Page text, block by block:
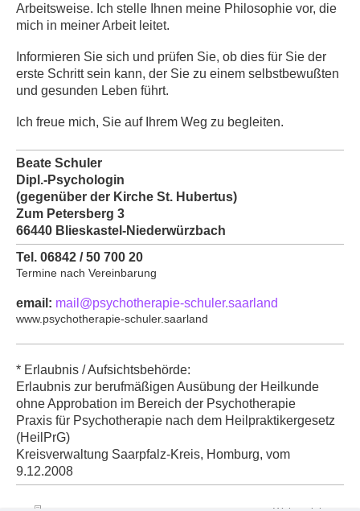
Arbeitsweise. Ich stelle Ihnen meine Philosophie vor, die
mich in meiner Arbeit leitet.
Informieren Sie sich und prüfen Sie, ob dies für Sie der
erste Schritt sein kann, der Sie zu einem selbstbewußten
und gesunden Leben führt.
Ich freue mich, Sie auf Ihrem Weg zu begleiten.
Beate Schuler
Dipl.-Psychologin
(gegenüber der Kirche St. Hubertus)
Zum Petersberg 3
66440 Blieskastel-Niederwürzbach
Tel. 06842 / 50 700 20
Termine nach Vereinbarung
email: mail@psychotherapie-schuler.saarland
www.psychotherapie-schuler.saarland
* Erlaubnis / Aufsichtsbehörde:
Erlaubnis zur berufmäßigen Ausübung der Heilkunde
ohne Approbation im Bereich der Psychotherapie
Praxis für Psychotherapie nach dem Heilpraktikergesetz
(HeilPrG)
Kreisverwaltung Saarpfalz-Kreis, Homburg, vom
9.12.2008